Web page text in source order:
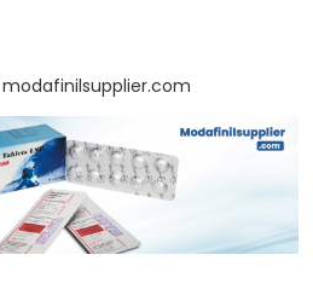
modafinilsupplier.com